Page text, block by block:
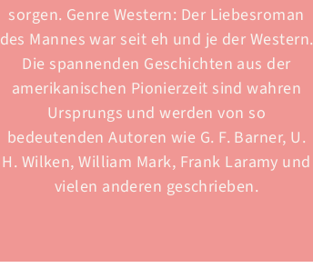
sorgen. Genre Western: Der Liebesroman
des Mannes war seit eh und je der Western.
Die spannenden Geschichten aus der
amerikanischen Pionierzeit sind wahren
Ursprungs und werden von so
bedeutenden Autoren wie G. F. Barner, U.
H. Wilken, William Mark, Frank Laramy und
vielen anderen geschrieben.